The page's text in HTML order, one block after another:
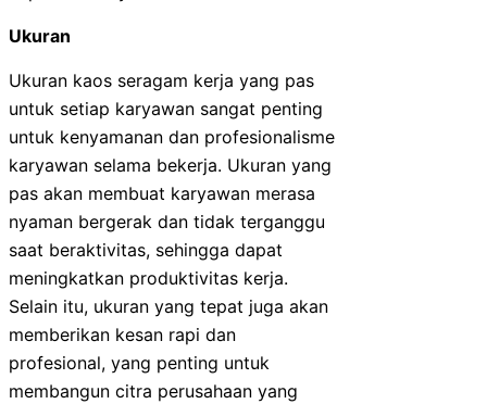
Ukuran
Ukuran kaos seragam kerja yang pas
untuk setiap karyawan sangat penting
untuk kenyamanan dan profesionalisme
karyawan selama bekerja. Ukuran yang
pas akan membuat karyawan merasa
nyaman bergerak dan tidak terganggu
saat beraktivitas, sehingga dapat
meningkatkan produktivitas kerja.
Selain itu, ukuran yang tepat juga akan
memberikan kesan rapi dan
profesional, yang penting untuk
membangun citra perusahaan yang